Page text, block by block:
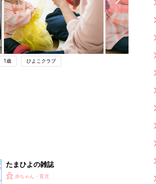
1歳 ひよこクラブ
たまひよの雑誌
赤ちゃん・育児